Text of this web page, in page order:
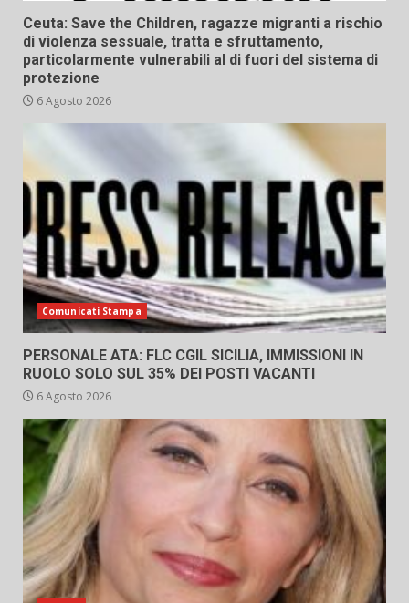
Ceuta: Save the Children, ragazze migranti a rischio
di violenza sessuale, tratta e sfruttamento,
particolarmente vulnerabili al di fuori del sistema di
protezione
6 Agosto 2026
Comunicati Stampa
PERSONALE ATA: FLC CGIL SICILIA, IMMISSIONI IN
RUOLO SOLO SUL 35% DEI POSTI VACANTI
6 Agosto 2026